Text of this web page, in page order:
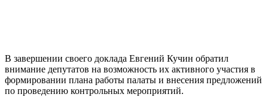
В завершении своего доклада Евгений Кучин обратил
внимание депутатов на возможность их активного участия в
формировании плана работы палаты и внесения предложений
по проведению контрольных мероприятий.